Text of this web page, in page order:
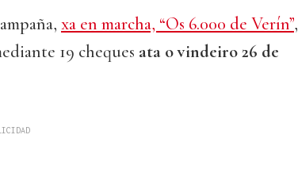
xa en marcha, “Os 6.000 de Verín”,
19 cheques ata o vindeiro 26 de